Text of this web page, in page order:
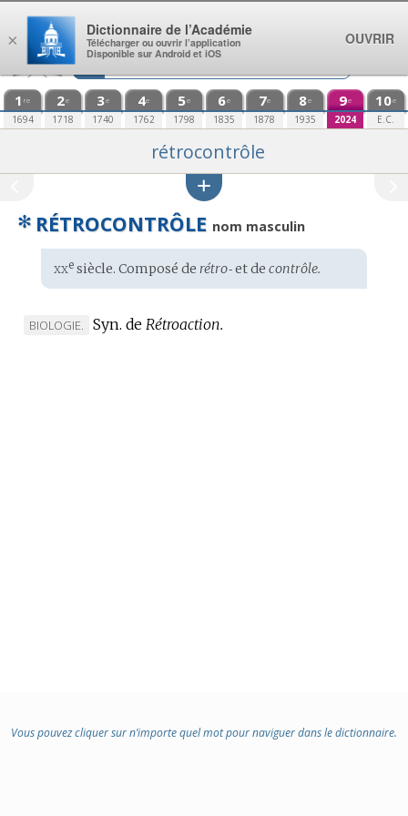
Aller au contenu
1 re
1694
2e
1718
3e
1740
4e
1762
5e
1798
6e
1835
7e
1878
8e
1935
9e
2024
10e
E.C.
rétrocontrôle
✻ RÉTROCONTRÔLE nom masculin
Étymologie
:
xxesiècle. Composé de rétro‑et de contrôle.
MARQUE
BIOLOGIE. Syn. de Rétroaction.
Vous pouvez cliquer sur n’importe quel mot pour naviguer dans le dictionnaire.
×
Dictionnaire de l’Académie
Télécharger ou ouvrir l’application
Disponible sur Android et iOS
OUVRIR